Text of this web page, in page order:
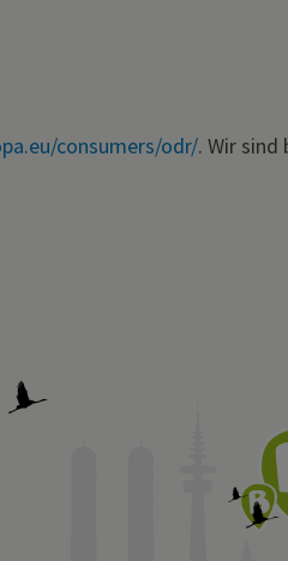
consumers/odr/. Wir sind